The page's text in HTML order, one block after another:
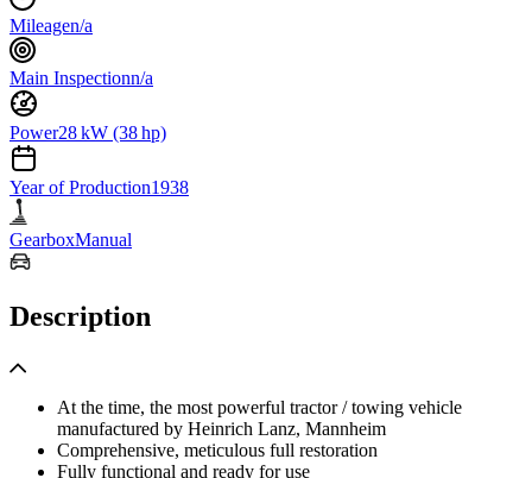
Mileagen/a
Main Inspectionn/a
Power28 kW (38 hp)
Year of Production1938
GearboxManual
Description
At the time, the most powerful tractor / towing vehicle
manufactured by Heinrich Lanz, Mannheim
Comprehensive, meticulous full restoration
Fully functional and ready for use